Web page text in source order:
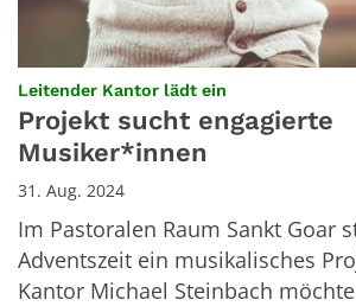
Leitender Kantor lädt ein
Projekt sucht engagierte
Musiker*innen
31. Aug. 2024
Im Pastoralen Raum Sankt Goar
Adventszeit ein musikalisches
Kantor Michael Steinbach